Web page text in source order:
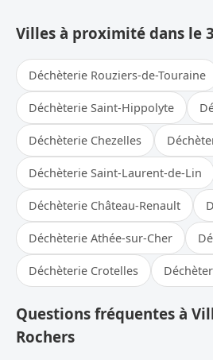
Villes à proximité dans le
Déchèterie Rouziers-de-Touraine
Déchèterie Saint-Hippolyte
Déchèterie Chezelles
Déchèterie Saint-Laurent-de-Lin
Déchèterie Château-Renault
Déchèterie Athée-sur-Cher
Déchèterie Crotelles
Questions fréquentes à
Rochers